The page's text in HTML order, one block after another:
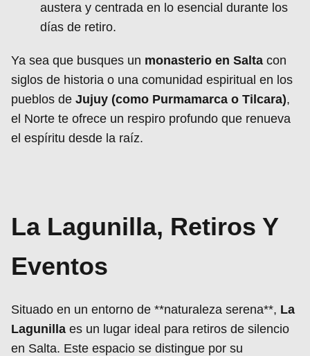
austera y centrada en lo esencial durante los
días de retiro.
Ya sea que busques un monasterio en Salta con
siglos de historia o una comunidad espiritual en los
pueblos de Jujuy (como Purmamarca o Tilcara),
el Norte te ofrece un respiro profundo que renueva
el espíritu desde la raíz.
La Lagunilla, Retiros Y
Eventos
Situado en un entorno de **naturaleza serena**, La
Lagunilla es un lugar ideal para retiros de silencio
en Salta. Este espacio se distingue por su